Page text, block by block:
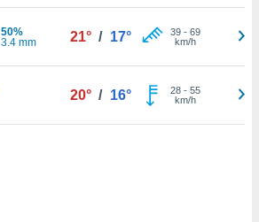
50%
3.4 mm
21° / 17° 39- 69
km/h
20° / 16° 28- 55
km/h